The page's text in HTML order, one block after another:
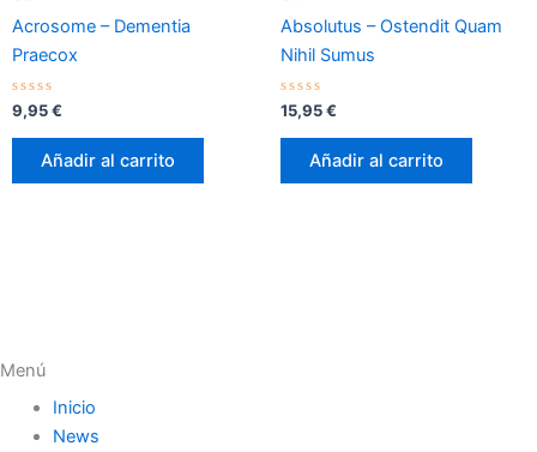
Acrosome – Dementia
Praecox
Valorado
con
0
9,95€
Añadir al carrito
Absolutus – Ostendit Quam
Nihil Sumus
Valorado
con
0
15,95€
Añadir al carrito
Menú
Inicio
News